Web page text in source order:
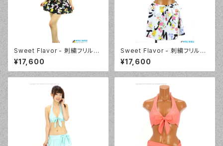
Sweet Flavor - 刺繍フリルプ
リントスカート付 3点セット（33
7020 - 12:ブラック）
¥17,600
Sweet Flavor - 刺繍フリルプ
リントスカート付 3点セット（33
7020 - 09:ホワイト）
¥17,600